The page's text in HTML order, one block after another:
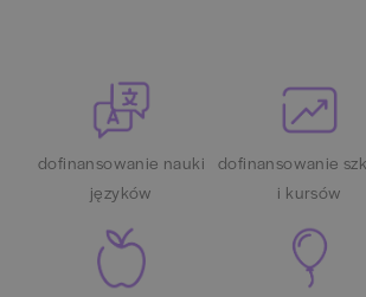
dofinansowanie nauki
języków
dofinansowanie
i kursów